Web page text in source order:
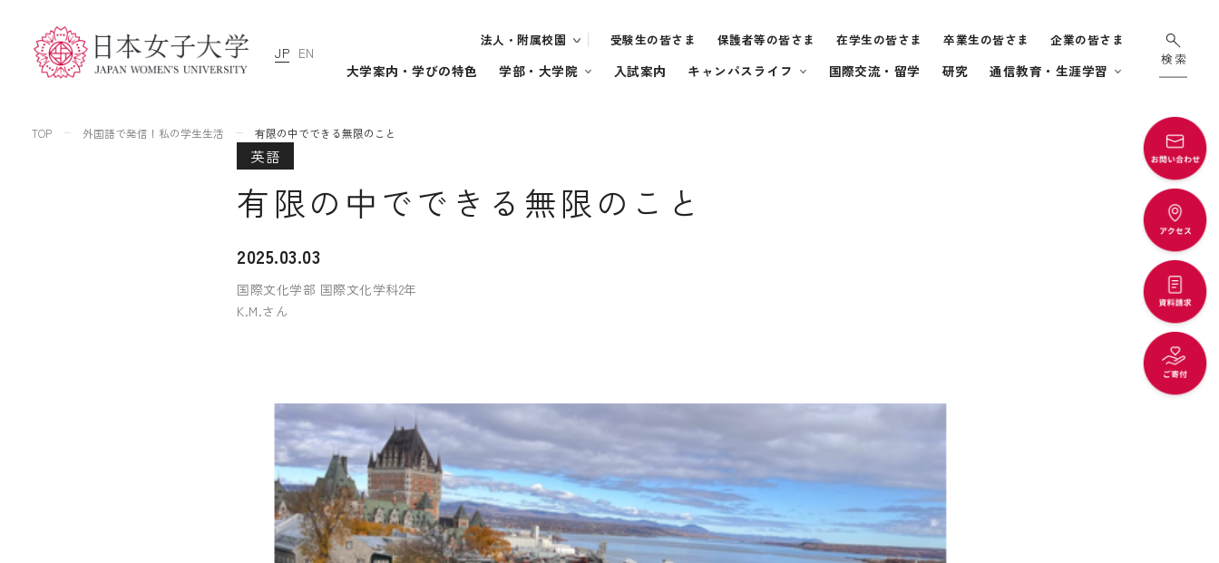
JP EN
法人・附属校園 受験生の皆さま 保護者等の皆さま 在学生の皆さま 卒業生の皆さま 企業の皆さま
大学案内・学びの特色 学部・大学院 入試案内 キャンパスライフ 国際交流・留学 研究 通信教育・生涯学習
TOP 外国語で発信！私の学生生活 有限の中でできる無限のこと
英語
有限の中でできる無限のこと
2025.03.03
国際文化学部 国際文化学科2年
K.M.さん